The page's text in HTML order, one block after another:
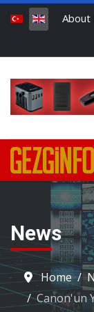
About
News
Home
Canon'un